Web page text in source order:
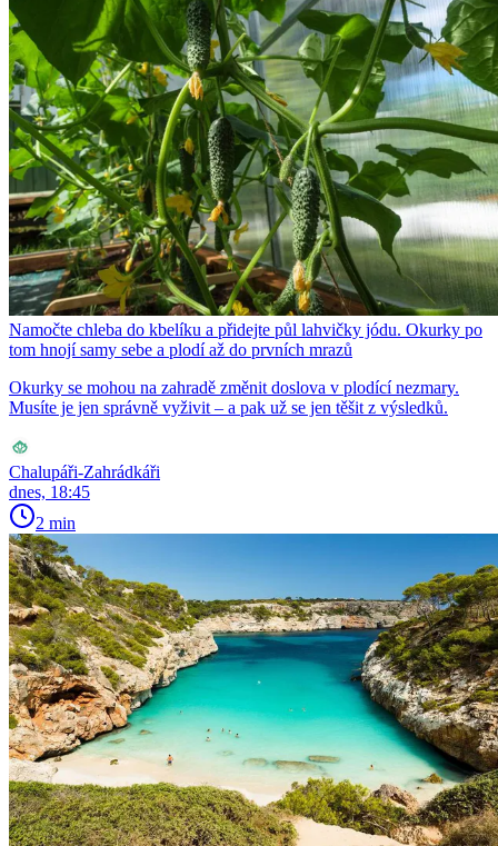
Namočte chleba do kbelíku a přidejte půl lahvičky jódu. Okurky po
tom hnojí samy sebe a plodí až do prvních mrazů
Okurky se mohou na zahradě změnit doslova v plodící nezmary.
Musíte je jen správně vyživit – a pak už se jen těšit z výsledků.
Chalupáři-Zahrádkáři
dnes, 18:45
2 min